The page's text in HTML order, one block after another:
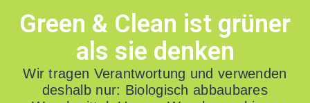
Green & Clean ist grüner
als sie denken
Wir tragen Verantwortung und verwenden
deshalb nur: Biologisch abbaubares